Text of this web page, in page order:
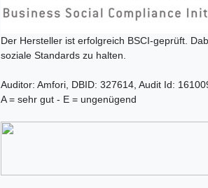
Der Hersteller ist erfolgreich BSCI-geprüft.
soziale Standards zu halten.
Auditor: Amfori, DBID: 327614, Audit Id:
A = sehr gut - E = ungenügend